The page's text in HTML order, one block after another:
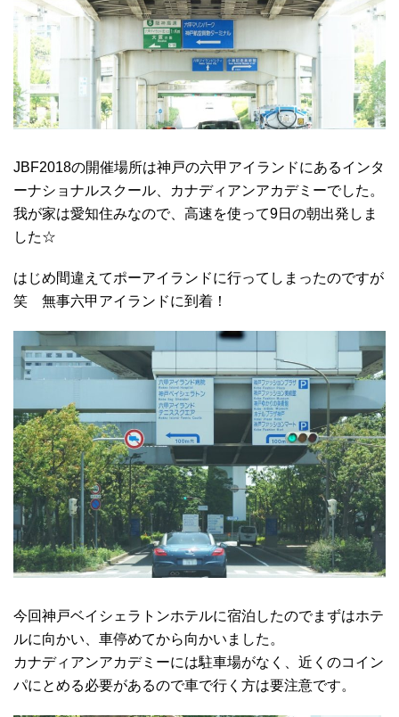
JBF2018の開催場所は神戸の六甲アイランドにあるインタ
ーナショナルスクール、カナディアンアカデミーでした。
我が家は愛知住みなので、高速を使って9日の朝出発しま
した☆
はじめ間違えてポーアイランドに行ってしまったのですが
笑 無事六甲アイランドに到着！
今回神戸ベイシェラトンホテルに宿泊したのでまずはホテ
ルに向かい、車停めてから向かいました。
カナディアンアカデミーには駐車場がなく、近くのコイン
パにとめる必要があるので車で行く方は要注意です。